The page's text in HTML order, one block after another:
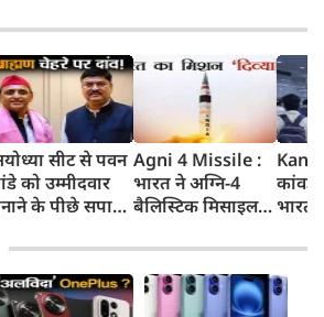
सीट से पवन
को उम्मीदवार
के पीछे सपा
Agni 4 Missile :
भारत ने अग्नि-4
बैलिस्टिक मिसाइल
किया, 4,000 KM
तक मारक क्षमता
कांवड़
भारत
कई
तक
संख्या